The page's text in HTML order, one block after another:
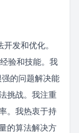
发和优化。
验和技能。我
的问题解决能
挑战。我注重
。我热衷于持
的算法解决方